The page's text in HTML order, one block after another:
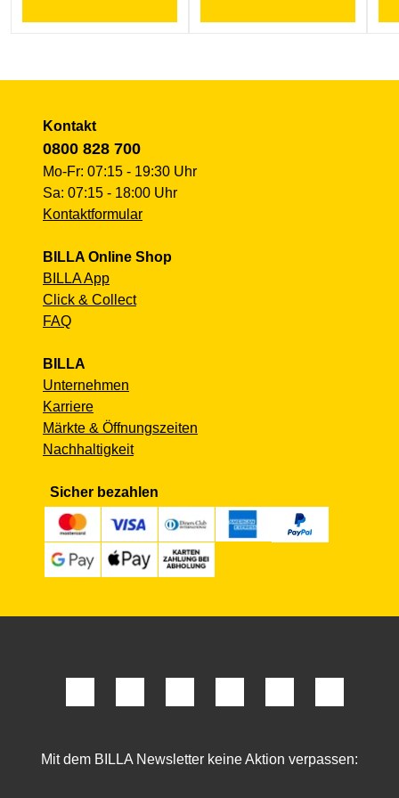
Kontakt
0800 828 700
Mo-Fr: 07:15 - 19:30 Uhr
Sa: 07:15 - 18:00 Uhr
Kontaktformular
BILLA Online Shop
BILLA App
Click & Collect
FAQ
BILLA
Unternehmen
Karriere
Märkte & Öffnungszeiten
Nachhaltigkeit
Sicher bezahlen
Mit dem BILLA Newsletter keine Aktion verpassen: